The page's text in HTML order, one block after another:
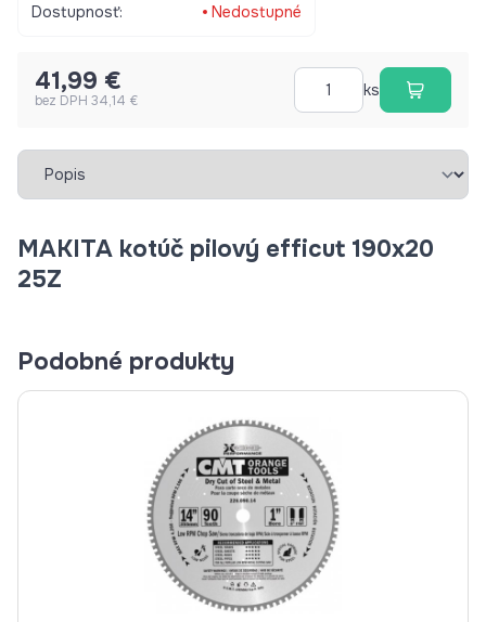
Dostupnosť:
Nedostupné
41,99 €
bez DPH 34,14 €
ks
Vybrať záložku
MAKITA kotúč pilový efficut 190x20
25Z
Podobné produkty